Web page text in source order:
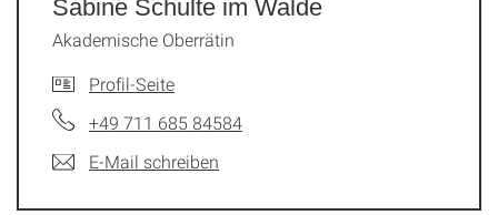
Sabine Schulte im Walde
Akademische Oberrätin
Profil-Seite
+49 711 685 84584
E-Mail schreiben